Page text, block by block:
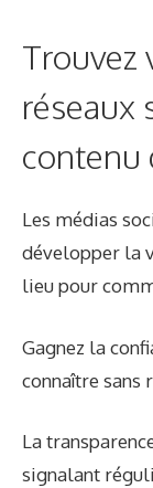
Trouvez
réseaux
contenu
Les médias
développer la
lieu pour
Gagnez la
connaître sans
La
signalant